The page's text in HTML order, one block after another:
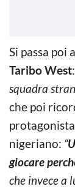
Si passa poi
Taribo West:
squadra
che poi
nigeriano: “
giocare
che invece a